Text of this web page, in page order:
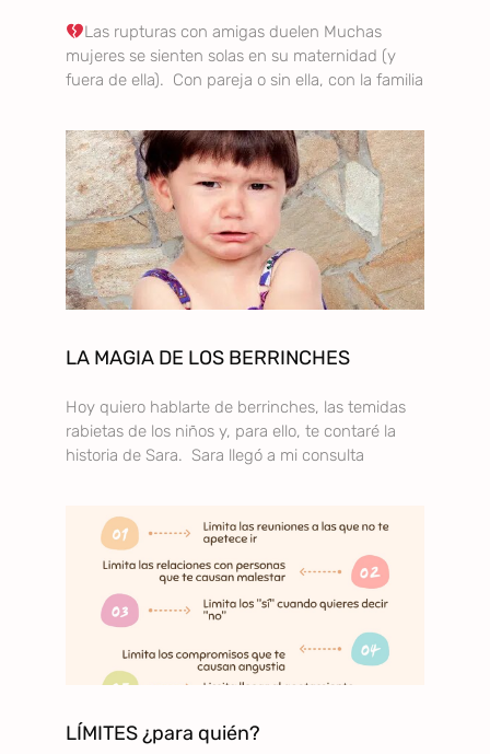
Las rupturas con amigas duelen Muchas
mujeres se sienten solas en su maternidad (y
fuera de ella). Con pareja o sin ella, con la familia
LA MAGIA DE LOS BERRINCHES
Hoy quiero hablarte de berrinches, las temidas
rabietas de los niños y, para ello, te contaré la
historia de Sara. Sara llegó a mi consulta
LÍMITES ¿para quién?